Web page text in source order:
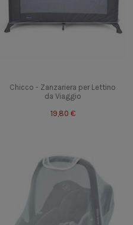
Chicco - Zanzariera per Lettino
da Viaggio
19,80 €